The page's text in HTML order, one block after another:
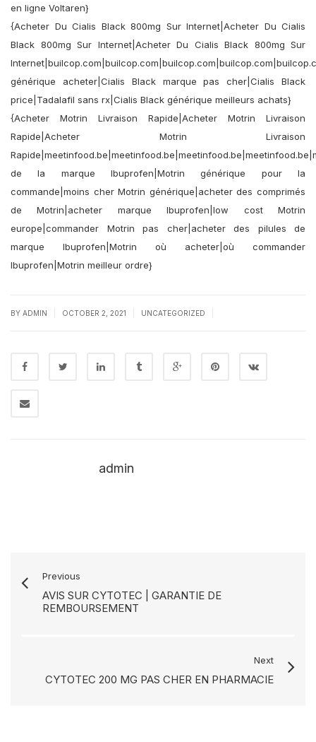
en ligne Voltaren}
{Acheter Du Cialis Black 800mg Sur Internet|Acheter Du Cialis
Black 800mg Sur Internet|Acheter Du Cialis Black 800mg Sur
générique acheter|Cialis Black marque pas cher|Cialis Black
price|Tadalafil sans rx|Cialis Black générique meilleurs achats}
{Acheter Motrin Livraison Rapide|Acheter Motrin Livraison
Rapide|Acheter Motrin Livraison
de la marque Ibuprofen|Motrin générique pour la
commande|moins cher Motrin générique|acheter des comprimés
de Motrin|acheter marque Ibuprofen|low cost Motrin
europe|commander Motrin pas cher|acheter des pilules de
marque Ibuprofen|Motrin où acheter|où commander
Ibuprofen|Motrin meilleur ordre}
BY ADMIN OCTOBER 2, 2021 UNCATEGORIZED
admin
Previous
AVIS SUR CYTOTEC | GARANTIE DE
REMBOURSEMENT
Next
CYTOTEC 200 MG PAS CHER EN PHARMACIE